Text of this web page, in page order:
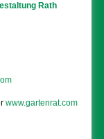
Rath
www.gartenrat.com